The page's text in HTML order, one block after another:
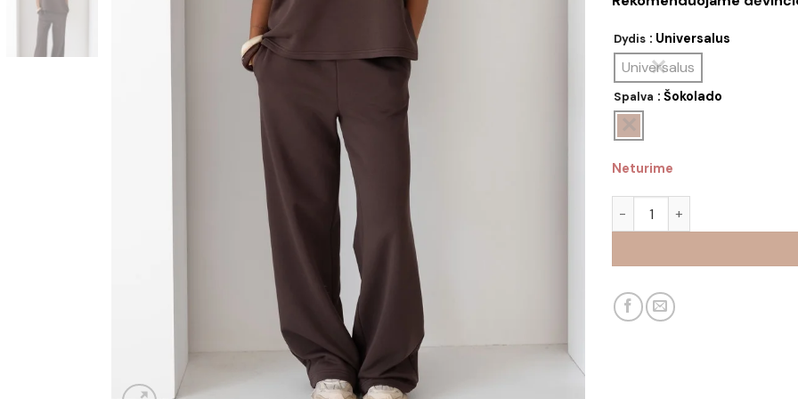
Dydis : Universalus
Universalus
Spalva : Šokolado
Neturime